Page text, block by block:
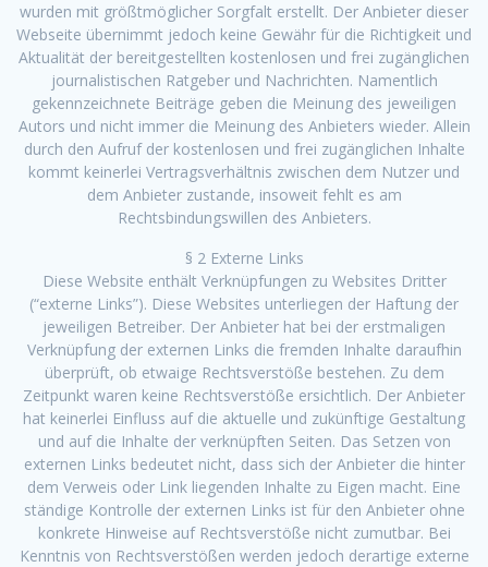
wurden mit größtmöglicher Sorgfalt erstellt. Der Anbieter dieser
Webseite übernimmt jedoch keine Gewähr für die Richtigkeit und
Aktualität der bereitgestellten kostenlosen und frei zugänglichen
journalistischen Ratgeber und Nachrichten. Namentlich
gekennzeichnete Beiträge geben die Meinung des jeweiligen
Autors und nicht immer die Meinung des Anbieters wieder. Allein
durch den Aufruf der kostenlosen und frei zugänglichen Inhalte
kommt keinerlei Vertragsverhältnis zwischen dem Nutzer und
dem Anbieter zustande, insoweit fehlt es am
Rechtsbindungswillen des Anbieters.
§ 2 Externe Links
Diese Website enthält Verknüpfungen zu Websites Dritter
(“externe Links”). Diese Websites unterliegen der Haftung der
jeweiligen Betreiber. Der Anbieter hat bei der erstmaligen
Verknüpfung der externen Links die fremden Inhalte daraufhin
überprüft, ob etwaige Rechtsverstöße bestehen. Zu dem
Zeitpunkt waren keine Rechtsverstöße ersichtlich. Der Anbieter
hat keinerlei Einfluss auf die aktuelle und zukünftige Gestaltung
und auf die Inhalte der verknüpften Seiten. Das Setzen von
externen Links bedeutet nicht, dass sich der Anbieter die hinter
dem Verweis oder Link liegenden Inhalte zu Eigen macht. Eine
ständige Kontrolle der externen Links ist für den Anbieter ohne
konkrete Hinweise auf Rechtsverstöße nicht zumutbar. Bei
Kenntnis von Rechtsverstößen werden jedoch derartige externe